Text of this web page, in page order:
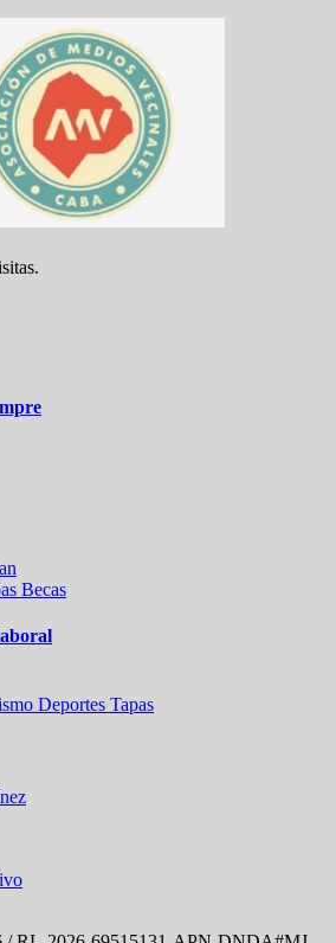
Becas
Deportes Tapas